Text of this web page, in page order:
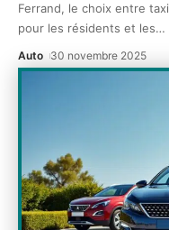
Ferrand, le choix entre
pour les résidents et les…
Auto 30 novembre 2025